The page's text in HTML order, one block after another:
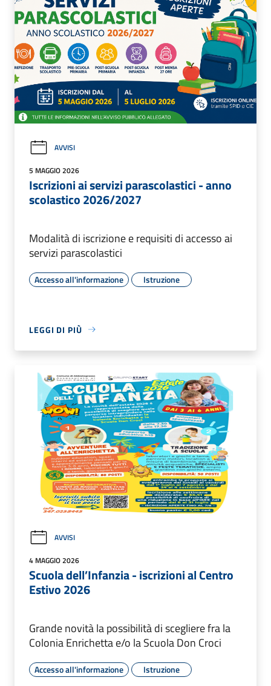
AVVISI
5 MAGGIO 2026
Iscrizioni ai servizi parascolastici - anno
scolastico 2026/2027
Modalità di iscrizione e requisiti di accesso ai
servizi parascolastici
Accesso all'informazione Istruzione
LEGGI DI PIÙ
AVVISI
4 MAGGIO 2026
Scuola dell’Infanzia - iscrizioni al Centro
Estivo 2026
Grande novità la possibilità di scegliere fra la
Colonia Enrichetta e/o la Scuola Don Croci
Accesso all'informazione Istruzione